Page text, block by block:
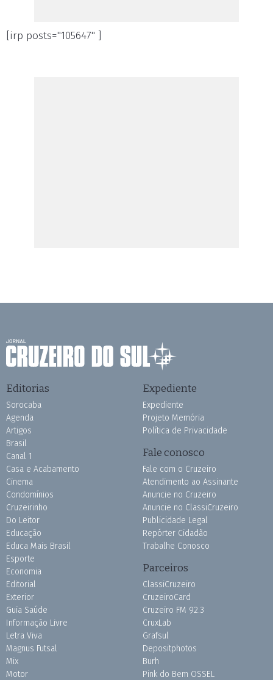
[irp posts="105647" ]
Editorias
Sorocaba
Agenda
Artigos
Brasil
Canal 1
Casa e Acabamento
Cinema
Condomínios
Cruzeirinho
Do Leitor
Educação
Educa Mais Brasil
Esporte
Economia
Editorial
Exterior
Guia Saúde
Informação Livre
Letra Viva
Magnus Futsal
Mix
Motor
Expediente
Expediente
Projeto Memória
Política de Privacidade
Fale conosco
Fale com o Cruzeiro
Atendimento ao Assinante
Anuncie no Cruzeiro
Anuncie no ClassiCruzeiro
Publicidade Legal
Repórter Cidadão
Trabalhe Conosco
Parceiros
ClassiCruzeiro
CruzeiroCard
Cruzeiro FM 92.3
CruxLab
Grafsul
Depositphotos
Burh
Pink do Bem OSSEL